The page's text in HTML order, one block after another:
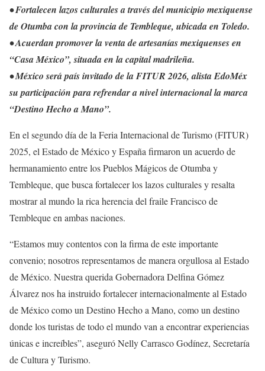
• Fortalecen lazos culturales a través del municipio mexiquense
de Otumba con la provincia de Tembleque, ubicada en Toledo.
• Acuerdan promover la venta de artesanías mexiquenses en
“Casa México”, situada en la capital madrileña.
• México será país invitado de la FITUR 2026, alista EdoMéx
su participación para refrendar a nivel internacional la marca
“Destino Hecho a Mano”.
En el segundo día de la Feria Internacional de Turismo (FITUR)
2025, el Estado de México y España firmaron un acuerdo de
hermanamiento entre los Pueblos Mágicos de Otumba y
Tembleque, que busca fortalecer los lazos culturales y resalta
mostrar al mundo la rica herencia del fraile Francisco de
Tembleque en ambas naciones.
“Estamos muy contentos con la firma de este importante
convenio; nosotros representamos de manera orgullosa al Estado
de México. Nuestra querida Gobernadora Delfina Gómez
Álvarez nos ha instruido fortalecer internacionalmente al Estado
de México como un Destino Hecho a Mano, como un destino
donde los turistas de todo el mundo van a encontrar experiencias
únicas e increíbles”, aseguró Nelly Carrasco Godínez, Secretaría
de Cultura y Turismo.